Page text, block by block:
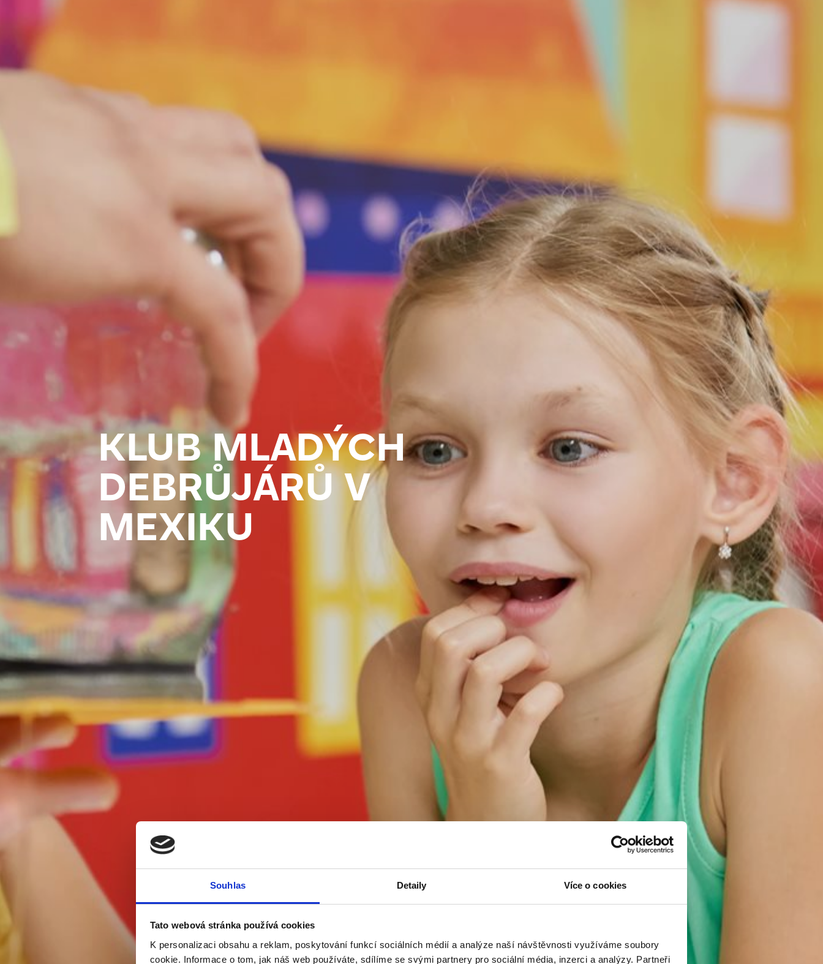
Souhlas Detaily Více o cookies
Tato webová stránka používá cookies
K personalizaci obsahu a reklam, poskytování funkcí sociálních médií a analýze naší návštěvnosti využíváme soubory
cookie. Informace o tom, jak náš web používáte, sdílíme se svými partnery pro sociální média, inzerci a analýzy. Partneři
KLUB MLADÝCH
DEBRŮJÁRŮ V
MEXIKU